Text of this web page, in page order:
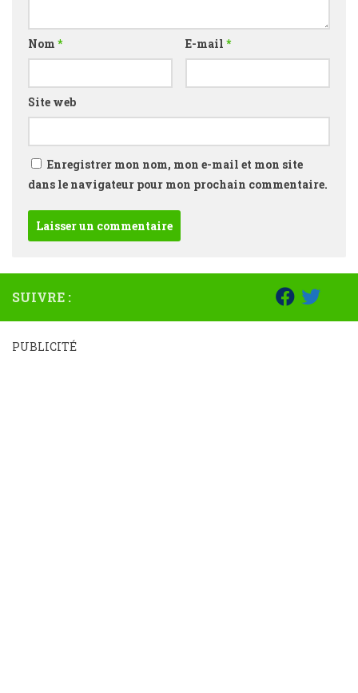
Nom * E-mail *
Site web
Enregistrer mon nom, mon e-mail et mon site
dans le navigateur pour mon prochain commentaire.
SUIVRE :
PUBLICITÉ